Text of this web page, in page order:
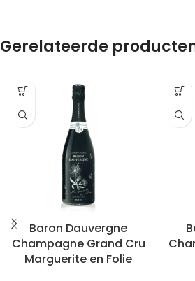
Gerelateerde
Baron Dauvergne
Champagne Grand Cru
Marguerite en Folie